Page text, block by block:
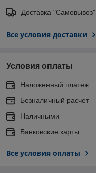
Доставка "Самовывоз"
Все условия доставки
Условия оплаты
Наложенный платеж
Безналичный расчет
Наличными
Банковские карты
Все условия оплаты